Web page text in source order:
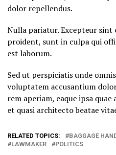
dolor repellendus.
Nulla pariatur. Excepteur sint
proident, sunt in culpa qui
est laborum.
Sed ut perspiciatis unde
voluptatem accusantium
rem aperiam, eaque ipsa
et quasi architecto beatae
RELATED TOPICS: BAGGAGE
LAWMAKER
POLITICS